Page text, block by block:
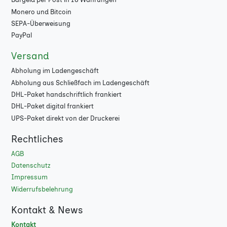
130 g Bilderdruck
glänzend PEFC
130 g Bilderdruck
130 g Bilderdruck
matt Budget
★
130 g Bilderdruck
★
170 g Bilderdruck
glänzend
170 g Bilderdruck
glänzend Budget
170 g Bilderdruck
Monero und Bitcoin
SEPA-Überweisung
PayPal
Versand
Abholung im Ladengeschäft
Abholung aus Schließfach im Ladengeschäft
DHL-Paket handschriftlich frankiert
DHL-Paket digital frankiert
UPS-Paket direkt von der Druckerei
Rechtliches
AGB
Datenschutz
Impressum
Widerrufsbelehrung
Kontakt & News
Kontakt